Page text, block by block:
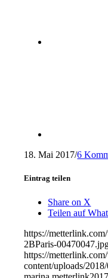
18. Mai 2017/6
Eintrag teilen
Share on X
Teilen auf
https://
2BParis-
https://
content/uploads/